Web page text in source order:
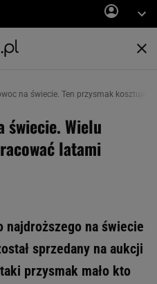
na świecie. Ten przysmak kosztuje
świecie. Wielu
latami
najdroższego na świecie
sprzedany na aukcji
przysmak mało kto